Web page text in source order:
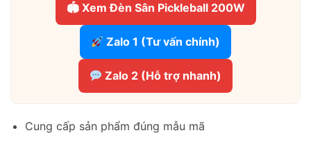
🏟 Xem Đèn Sân Pickleball 200W
Zalo 1 (Tư vấn chính)
Zalo 2 (Hỗ trợ nhanh)
Cung cấp sản phẩm đúng mẫu mã